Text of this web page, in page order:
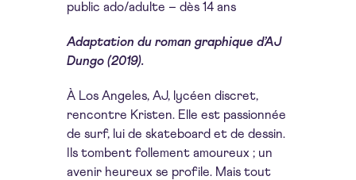
public ado/adulte – dès 14 ans
Adaptation du roman graphique d’AJ
Dungo (2019).
À Los Angeles, AJ, lycéen discret,
rencontre Kristen. Elle est passionnée
de surf, lui de skateboard et de dessin.
Ils tombent follement amoureux ; un
avenir heureux se profile. Mais tout